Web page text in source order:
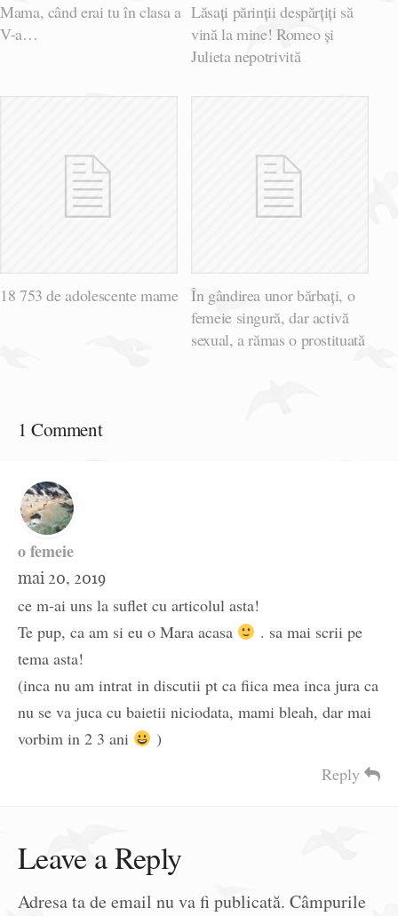
Mama, când erai tu în clasa a
V-a…
Lăsați părinții despărțiți să
vină la mine! Romeo și
Julieta nepotrivită
18 753 de adolescente mame În gândirea unor bărbați, o
femeie singură, dar activă
sexual, a rămas o prostituată
1 Comment
o femeie
mai 20, 2019
ce m-ai uns la suflet cu articolul asta!
Te pup, ca am si eu o Mara acasa
. sa mai scrii pe
tema asta!
(inca nu am intrat in discutii pt ca fiica mea inca jura ca
nu se va juca cu baietii niciodata, mami bleah, dar mai
vorbim in 2 3 ani
)
Reply
Leave a Reply
Adresa ta de email nu va fi publicată. Câmpurile